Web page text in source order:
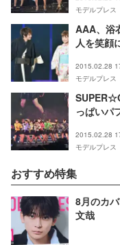
モデルプレス
AAA、浴
人を笑顔
2015.02.28
モデルプレス
っぱいパ
2015.02.28
モデルプレス
おすすめ特集
8月のカ
文哉